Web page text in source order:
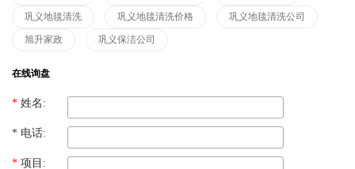
巩义地毯清洗 巩义地毯清洗价格 巩义地毯清洗公司
旭升家政 巩义保洁公司
在线询盘
* 姓名:
* 电话:
* 项目: